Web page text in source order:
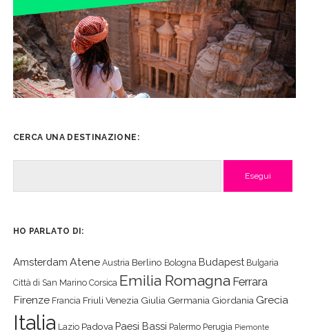
CERCA UNA DESTINAZIONE:
HO PARLATO DI:
Amsterdam Atene Austria Berlino Bologna Budapest Bulgaria
Città di San Marino Corsica Emilia Romagna Ferrara
Firenze Francia Friuli Venezia Giulia Germania Giordania Grecia
Italia Lazio Padova Paesi Bassi Palermo Perugia Piemonte